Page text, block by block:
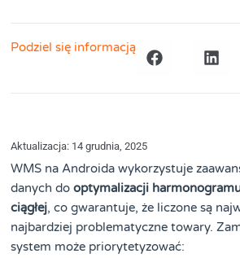
Podziel się informacją
Aktualizacja: 14 grudnia, 2025
WMS na Androida wykorzystuje
danych dooptymalizacji
ciągłej, co gwarantuje, że liczone są
najbardziej problematyczne towary.
system może priorytetyzować: